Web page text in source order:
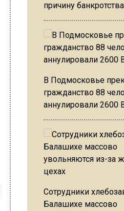
причину
В Подмосковье
гражданство 88
аннулировали
Сотрудники
Балашихе массово